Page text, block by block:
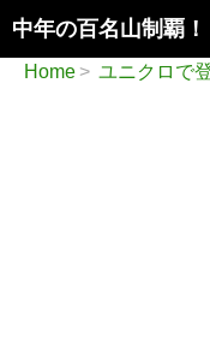
中年の百名山制覇！
検
索
ンHome ユニクロで